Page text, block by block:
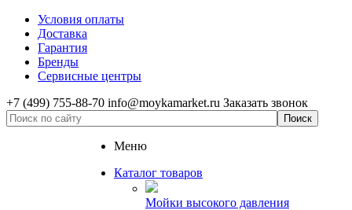
Условия оплаты
Доставка
Гарантия
Бренды
Сервисные центры
+7 (499) 755-88-70 info@moykamarket.ru Заказать звонок
Меню
Каталог товаров
Мойки высокого давления